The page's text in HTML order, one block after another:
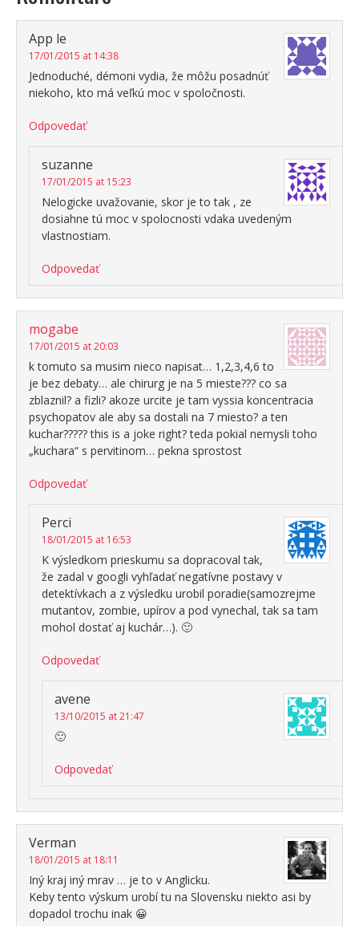
App le
17/01/2015 at 14:38
Jednoduché, démoni vydia, že môžu posadnúť
niekoho, kto má veľkú moc v spoločnosti.
Odpovedať
suzanne
17/01/2015 at 15:23
Nelogicke uvažovanie, skor je to tak , ze
dosiahne tú moc v spolocnosti vdaka uvedeným
vlastnostiam.
Odpovedať
mogabe
17/01/2015 at 20:03
k tomuto sa musim nieco napisat… 1,2,3,4,6 to
je bez debaty… ale chirurg je na 5 mieste??? co sa
zblaznil? a fizli? akoze urcite je tam vyssia koncentracia
psychopatov ale aby sa dostali na 7 miesto? a ten
kuchar????? this is a joke right? teda pokial nemysli toho
„kuchara“ s pervitinom… pekna sprostost
Odpovedať
Perci
18/01/2015 at 16:53
K výsledkom prieskumu sa dopracoval tak,
že zadal v googli vyhľadať negatívne postavy v
detektívkach a z výsledku urobil poradie(samozrejme
mutantov, zombie, upírov a pod vynechal, tak sa tam
mohol dostať aj kuchár…). 🙂
Odpovedať
avene
13/10/2015 at 21:47
🙂
Odpovedať
Verman
18/01/2015 at 18:11
Iný kraj iný mrav … je to v Anglicku.
Keby tento výskum urobí tu na Slovensku niekto asi by
dopadol trochu inak 😀